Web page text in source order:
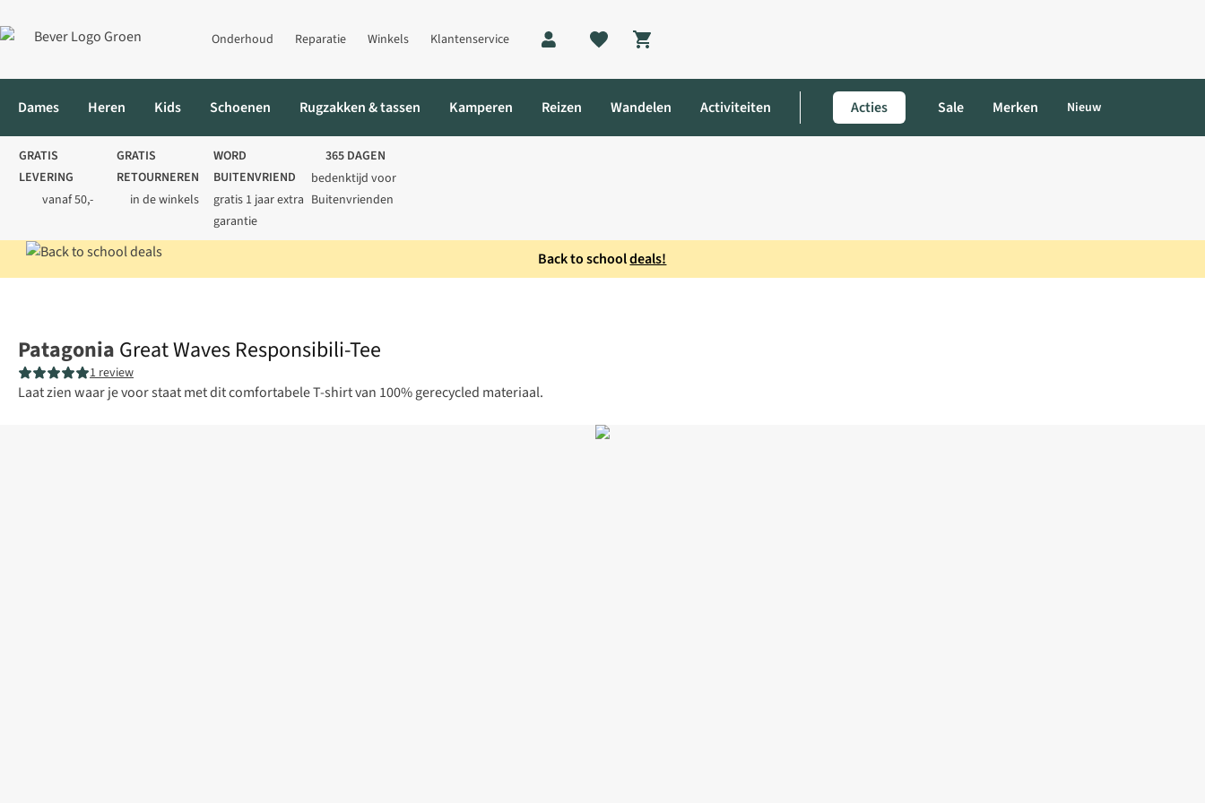
Onderhoud Reparatie Winkels Klantenservice
Shopping cart
Dames Heren Kids Schoenen Rugzakken & tassen Kamperen Reizen Wandelen Activiteiten Acties Sale Merken Nieuw
GRATIS
LEVERING
vanaf 50,-
GRATIS
RETOURNEREN
in de winkels
WORD
BUITENVRIEND
gratis 1 jaar extra
garantie
365 DAGEN
bedenktijd voor
Buitenvrienden
Back to schooldeals!
Patagonia Great Waves Responsibili-Tee
1 review
Laat zien waar je voor staat met dit comfortabele T-shirt van 100% gerecycled materiaal.